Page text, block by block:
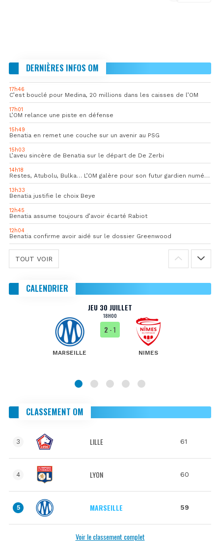
DERNIÈRES INFOS OM
17h46
C’est bouclé pour Medina, 20 millions dans les caisses de l’OM
17h01
L’OM relance une piste en défense
15h49
Benatia en remet une couche sur un avenir au PSG
15h03
L’aveu sincère de Benatia sur le départ de De Zerbi
14h18
Restes, Atubolu, Bulka… L’OM galère pour son futur gardien numéro 1
13h33
Benatia justifie le choix Beye
12h45
Benatia assume toujours d’avoir écarté Rabiot
12h04
Benatia confirme avoir aidé sur le dossier Greenwood
TOUT VOIR
CALENDRIER
JEU 30 JUILLET
18H00
MARSEILLE
2 - 1
NIMES
CLASSEMENT OM
3 LILLE 61
4 LYON 60
5 MARSEILLE 59
Voir le classement complet